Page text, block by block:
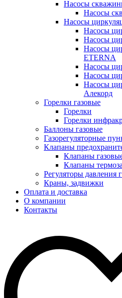
Насосы
Насосы
Насосы
Насосы
Насосы
Насосы
ETERNA
Насосы
Насосы
Насосы
Алекорд
Горелки газовые
Горелки
Горелки
Баллоны газовые
Газорегуляторные
Клапаны
Клапаны
Клапаны
Регуляторы давления
Краны, задвижки
Оплата и доставка
О компании
Контакты